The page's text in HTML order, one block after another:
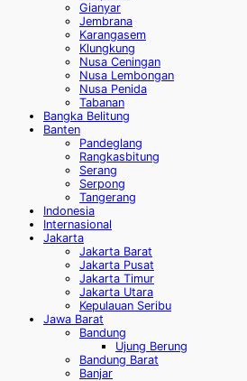
Gianyar
Jembrana
Karangasem
Klungkung
Nusa Ceningan
Nusa Lembongan
Nusa Penida
Tabanan
Bangka Belitung
Banten
Pandeglang
Rangkasbitung
Serang
Serpong
Tangerang
Indonesia
Internasional
Jakarta
Jakarta Barat
Jakarta Pusat
Jakarta Timur
Jakarta Utara
Kepulauan Seribu
Jawa Barat
Bandung
Ujung Berung
Bandung Barat
Banjar